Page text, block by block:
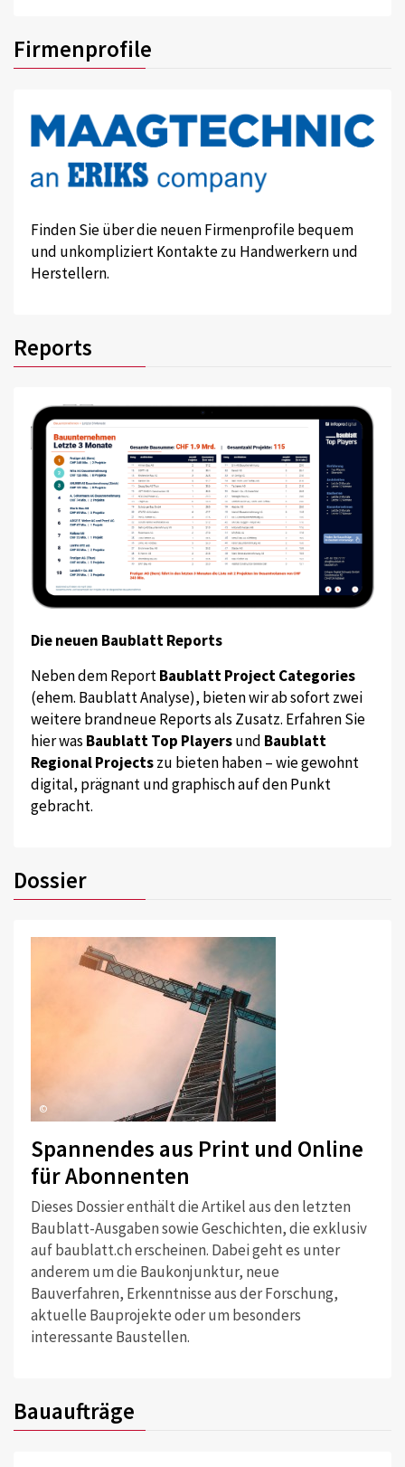
Firmenprofile
Finden Sie über die neuen Firmenprofile bequem
und unkompliziert Kontakte zu Handwerkern und
Herstellern.
Reports
Die neuen Baublatt Reports
Neben dem ReportBaublatt Project Categories
(ehem. Baublatt Analyse), bieten wir ab sofort zwei
weitere brandneue Reports als Zusatz. Erfahren Sie
hier was Baublatt Top Playersund Baublatt
Regional Projectszu bieten haben – wie gewohnt
digital, prägnant und graphisch auf den Punkt
gebracht.
Dossier
©
Spannendes aus Print und Online
für Abonnenten
Dieses Dossier enthält die Artikel aus den letzten
Baublatt-Ausgaben sowie Geschichten, die exklusiv
auf baublatt.ch erscheinen. Dabei geht es unter
anderem um die Baukonjunktur, neue
Bauverfahren, Erkenntnisse aus der Forschung,
aktuelle Bauprojekte oder um besonders
interessante Baustellen.
Bauaufträge